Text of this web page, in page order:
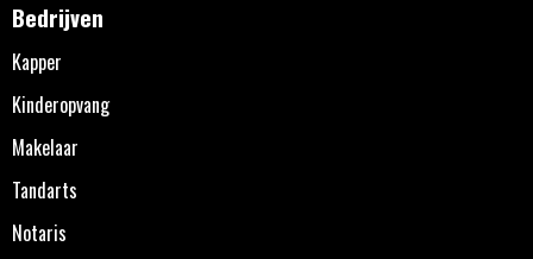
Bedrijven
Kapper
Kinderopvang
Makelaar
Tandarts
Notaris